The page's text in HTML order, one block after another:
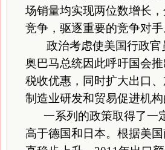
场销量均实现两位数增长
竞争，驱逐重要的竞争对手
政治考虑使美国行政官
奥巴马总统因此呼吁国会
税收优惠，同时扩大出口
制造业研发和贸易促进机构
一系列的政策取得了一
高于德国和日本。根据美